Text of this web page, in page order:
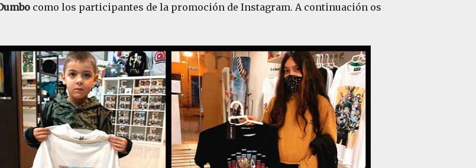
como los participantes de la promoción de Instagram. A continuación os